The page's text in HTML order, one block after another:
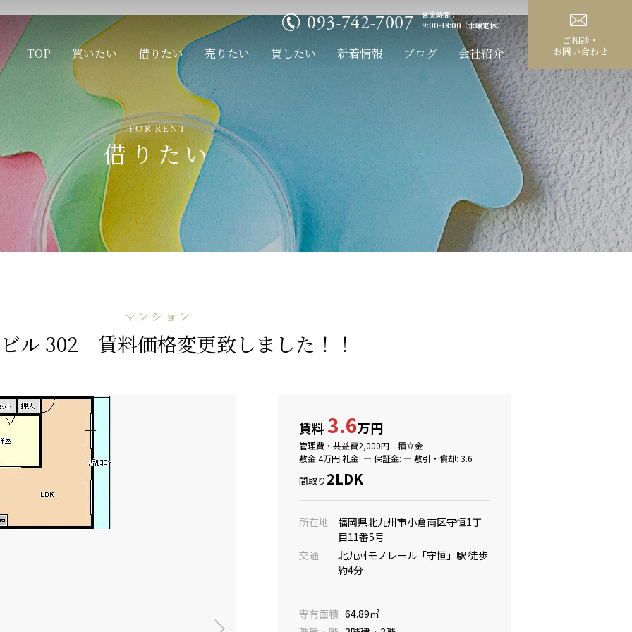
093-742-7007
営業時間：
9:00-18:00（水曜定休）
TOP 買いたい 借りたい 売りたい 貸したい 新着情報 ブログ 会社紹介
ご相談・
お問い合わせ
FOR RENT
借りたい
マンション
ル 302 賃料価格変更致しました！！
賃料3.6万円
管理費・共益費2,000円 積立金―
敷金:4万円 礼金: ― 保証金: ― 敷引・償却: 3.6
間取り 2LDK
所在地
福岡県北九州市小倉南区守恒1丁
目11番5号
交通
北九州モノレール「守恒」駅 徒歩
約4分
専有面積 64.89㎡